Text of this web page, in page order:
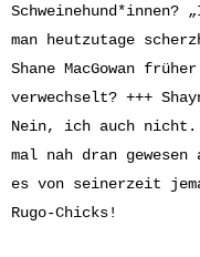
man heutzutage
Shane MacGowan
verwechselt? +++
Nein, ich auch
mal nah dran
es von seinerzeit
Rugo-Chicks!